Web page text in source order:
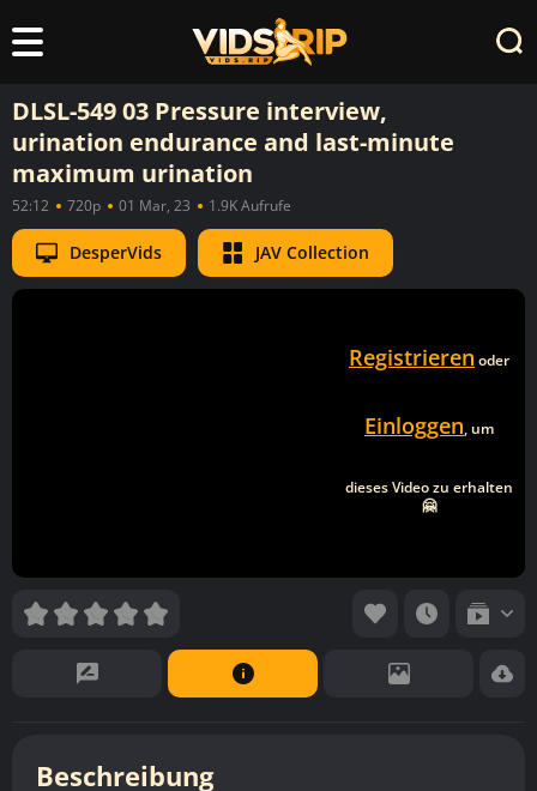
DLSL-549 03 Pressure interview,
urination endurance and last-minute
maximum urination
52:12 720p 01 Mar, 23 1.9K Aufrufe
DesperVids JAV Collection
Registrieren oder
Einloggen, um
dieses Video zu erhalten
🤗
Beschreibung